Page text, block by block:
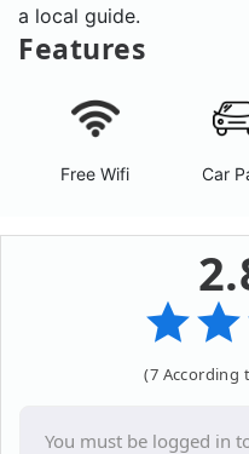
a local guide.
Features
Free Wifi Car
(7 According